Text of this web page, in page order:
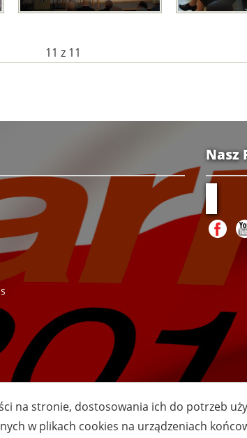
11 z 11
Nasz
na stronie, dostosowania ich do potrzeb
w plikach cookies na urządzeniach